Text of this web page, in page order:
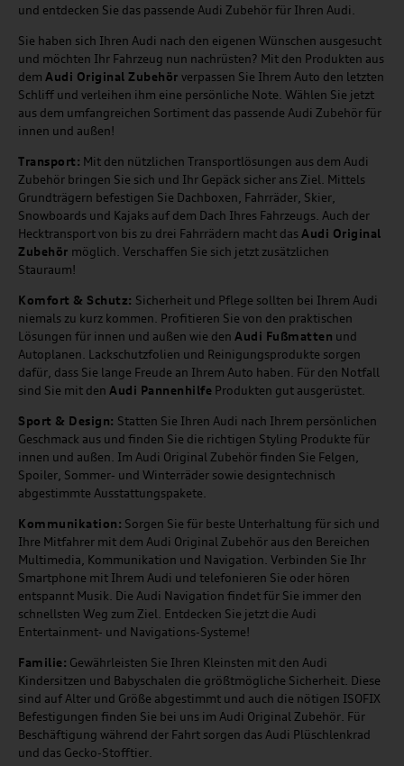
und entdecken Sie das passende Audi Zubehör für Ihren Audi.
Sie haben sich Ihren Audi nach den eigenen Wünschen ausgesucht
und möchten Ihr Fahrzeug nun nachrüsten? Mit den Produkten aus
dem Audi Original Zubehör verpassen Sie Ihrem Auto den letzten
Schliff und verleihen ihm eine persönliche Note. Wählen Sie jetzt
aus dem umfangreichen Sortiment das passende Audi Zubehör für
innen und außen!
Transport: Mit den nützlichen Transportlösungen aus dem Audi
Zubehör bringen Sie sich und Ihr Gepäck sicher ans Ziel. Mittels
Grundträgern befestigen Sie Dachboxen, Fahrräder, Skier,
Snowboards und Kajaks auf dem Dach Ihres Fahrzeugs. Auch der
Hecktransport von bis zu drei Fahrrädern macht das Audi Original
Zubehör möglich. Verschaffen Sie sich jetzt zusätzlichen
Stauraum!
Komfort & Schutz: Sicherheit und Pflege sollten bei Ihrem Audi
niemals zu kurz kommen. Profitieren Sie von den praktischen
Lösungen für innen und außen wie den Audi Fußmatten und
Autoplanen. Lackschutzfolien und Reinigungsprodukte sorgen
dafür, dass Sie lange Freude an Ihrem Auto haben. Für den Notfall
sind Sie mit den Audi Pannenhilfe Produkten gut ausgerüstet.
Sport & Design: Statten Sie Ihren Audi nach Ihrem persönlichen
Geschmack aus und finden Sie die richtigen Styling Produkte für
innen und außen. Im Audi Original Zubehör finden Sie Felgen,
Spoiler, Sommer- und Winterräder sowie designtechnisch
abgestimmte Ausstattungspakete.
Kommunikation: Sorgen Sie für beste Unterhaltung für sich und
Ihre Mitfahrer mit dem Audi Original Zubehör aus den Bereichen
Multimedia, Kommunikation und Navigation. Verbinden Sie Ihr
Smartphone mit Ihrem Audi und telefonieren Sie oder hören
entspannt Musik. Die Audi Navigation findet für Sie immer den
schnellsten Weg zum Ziel. Entdecken Sie jetzt die Audi
Entertainment- und Navigations-Systeme!
Familie: Gewährleisten Sie Ihren Kleinsten mit den Audi
Kindersitzen und Babyschalen die größtmögliche Sicherheit. Diese
sind auf Alter und Größe abgestimmt und auch die nötigen ISOFIX
Befestigungen finden Sie bei uns im Audi Original Zubehör. Für
Beschäftigung während der Fahrt sorgen das Audi Plüschlenkrad
und das Gecko-Stofftier.